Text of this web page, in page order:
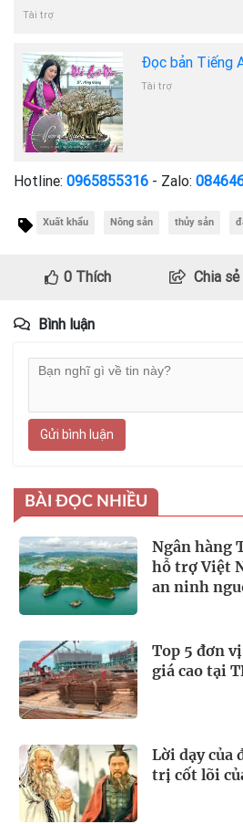
Tài trợ
Đọc bản Tiếng
Tài trợ
Hotline: 0965855316 - Zalo:
Xuất khẩu Nông sản thủy sản
0Thích Chia sẻ
Bình luận
Gửi bình luận
BÀI ĐỌC NHIỀU
Ngân hàng
hỗ trợ Việt
an ninh
Top 5 đơn
giá cao tại
Lời dạy của
trị cốt lõi